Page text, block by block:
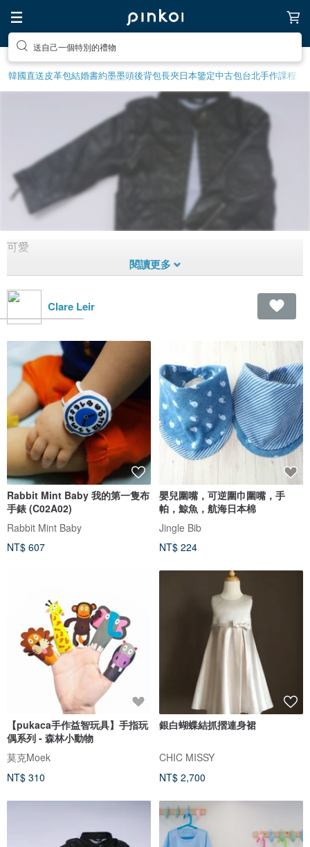
送自己一個特別的禮物
韓國直送皮革包結婚書約墨墨頭後背包長夾日本鑒定中古包台北手作課程
可愛
Clare Leir
Rabbit Mint Baby 我的第一隻布
手錶 (C02A02)
Rabbit Mint Baby
NT$ 607
嬰兒圍嘴，可逆圍巾圍嘴，手
帕，鯨魚，航海日本棉
Jingle Bib
NT$ 224
【pukaca手作益智玩具】手指玩
偶系列 - 森林小動物
莫克Moek
NT$ 310
銀白蝴蝶結抓摺連身裙
CHIC MISSY
NT$ 2,700